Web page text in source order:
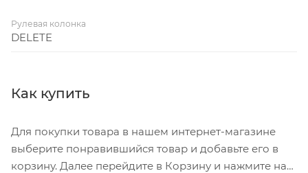
Рулевая колонка
DELETE
Как купить
Для покупки товара в нашем интернет-магазине
выберите понравившийся товар и добавьте его в
корзину. Далее перейдите в Корзину и нажмите на